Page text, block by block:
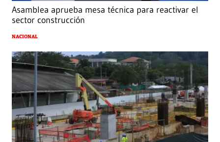
Asamblea aprueba mesa técnica para reactivar el
sector construcción
NACIONAL